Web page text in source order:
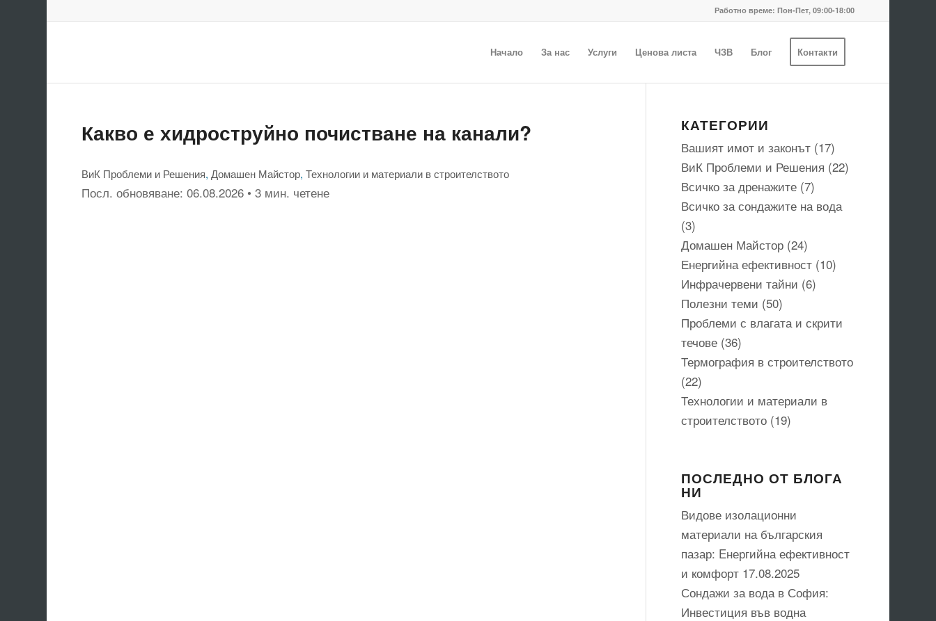
Работно време: Пон-Пет, 09:00-18:00
Начало За нас Услуги Ценова листа ЧЗВ Блог Контакти
Какво е хидроструйно почистване на канали?
ВиК Проблеми и Решения,Домашен Майстор,Технологии и материали в строителството
Посл. обновяване:06.08.2026 • 3 мин. четене
КАТЕГОРИИ
Вашият имот и законът (17)
ВиК Проблеми и Решения (22)
Всичко за дренажите (7)
Всичко за сондажите на вода
(3)
Домашен Майстор (24)
Енергийна ефективност (10)
Инфрачервени тайни (6)
Полезни теми (50)
Проблеми с влагата и скрити
течове (36)
Термография в строителството
(22)
Технологии и материали в
строителството (19)
ПОСЛЕДНО ОТ БЛОГА
НИ
Видове изолационни
материали на българския
пазар: Eнергийна ефективност
и комфорт 17.08.2025
Сондажи за вода в София:
Инвестиция във водна